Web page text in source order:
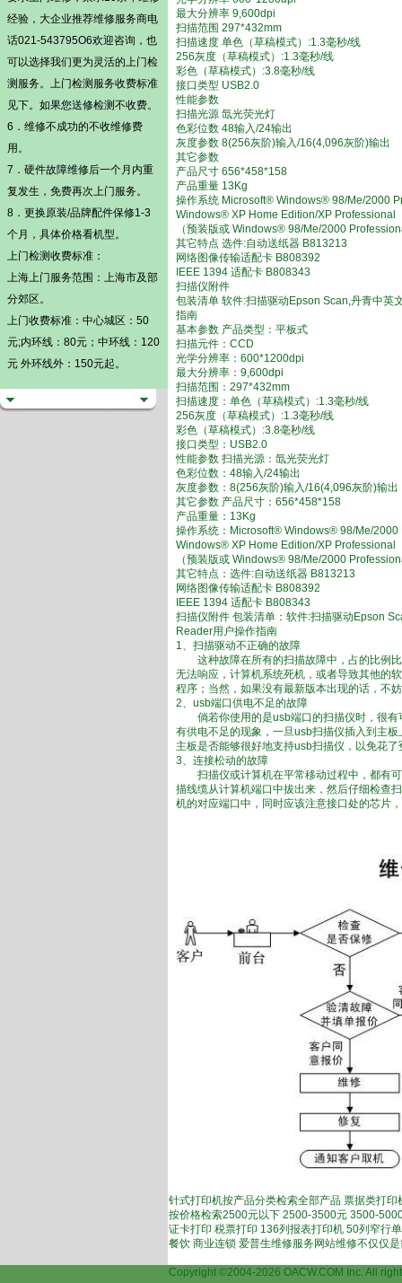
经验，大企业推荐维修服务商电
话021-543795O6欢迎咨询，也
可以选择我们更为灵活的上门检
测 服务。 上门检测 服务收费标准
见下。如果您送修检测不收费。
6．维修不成功的不收维修费
用。
7．硬件故障维修后一个月内重
复发生，免费再次上门服务。
8．更换原装/品牌配件保修1-3
个月，具体价格看机型。
上门检测收费标准：
上海上门服务范围：上海市及部
分郊区。
上门收费标准：中心城区：50
元;内环线：80元；中环线：120
元 外环线外：150元起。
最大分辨率 9,600dpi
扫描范围 297*432mm
扫描速度 单色（草稿模式）:1.3毫秒/线
256灰度（草稿模式）:1.3毫秒/线
彩色（草稿模式）:3.8毫秒/线
接口类型 USB2.0
性能参数
扫描光源 氙光荧光灯
色彩位数 48输入/24输出
灰度参数 8(256灰阶)输入/16(4,096灰阶)输出
其它参数
产品尺寸 656*458*158
产品重量 13Kg
操作系统 Microsoft® Windows® 98/Me/2000
Windows® XP Home Edition/XP Professional
（预装版或 Windows® 98/Me/2000
其它特点 选件:自动送纸器 B813213
网络图像传输适配卡 B808392
IEEE 1394 适配卡 B808343
扫描仪附件
包装清单 软件:扫描驱动Epson Scan,丹青中英
指南
基本参数 产品类型：平板式
扫描元件：CCD
光学分辨率：600*1200dpi
最大分辨率：9,600dpi
扫描范围：297*432mm
扫描速度：单色（草稿模式）:1.3毫秒/线
256灰度（草稿模式）:1.3毫秒/线
彩色（草稿模式）:3.8毫秒/线
接口类型：USB2.0
性能参数 扫描光源：氙光荧光灯
色彩位数：48输入/24输出
灰度参数：8(256灰阶)输入/16(4,096灰阶)输出
其它参数 产品尺寸：656*458*158
产品重量：13Kg
操作系统：Microsoft® Windows® 98/Me/2000
Windows® XP Home Edition/XP Professional
（预装版或 Windows® 98/Me/2000
其它特点：选件:自动送纸器 B813213
网络图像传输适配卡 B808392
IEEE 1394 适配卡 B808343
扫描仪附件 包装清单：软件:扫描驱动Epson
Reader用户操作指南
1、扫描驱动不正确的故障
这种故障在所有的扫描故障中，占的比例比
无法响应，计算机系统死机，或者导致其他的
程序；当然，如果没有最新版本出现的话，不
2、usb端口供电不足的故障
倘若你使用的是usb端口的扫描仪时，很有
有供电不足的现象，一旦usb扫描仪插入到主
主板是否能够很好地支持usb扫描仪，以免花
3、连接松动的故障
扫描仪或计算机在平常移动过程中，都有可
描线缆从计算机端口中拔出来，然后仔细检查
机的对应端口中，同时应该注意接口处的芯片
针式打印机按产品分类检索全部产品 票据类打
按价格检索2500元以下 2500-3500元 3500-
证卡打印 税票打印 136列报表打印机 50列窄行
餐饮 商业连锁 爱普生维修服务网站维修不仅仅
Copyright ©2004-2026 OACW.COM Inc. All